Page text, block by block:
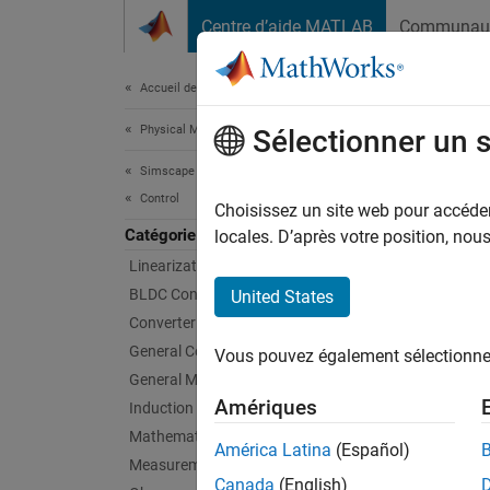
Centre d’aide MATLAB
Accueil de la documentation
Physical Modeling
Simscape Electrical
Control
Catégorie
Linearization Techniques
BLDC Control​
Converter Control​
General Control​
General Machine Control​
Induction Machine Control
Mathematical Transforms
Measurements
Sélectionner un
Choisissez un site web pour
locales. D’après votre position,
United States
Vous pouvez également
Amériques
América Latina (Español)
Canada (English)